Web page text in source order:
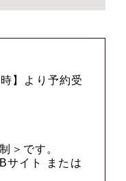
】より予約受
＞です。
サイト または